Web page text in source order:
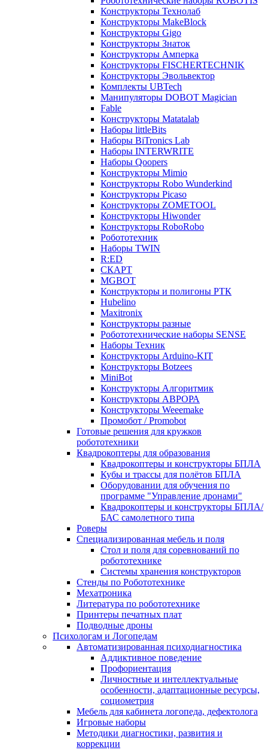
Конструкторы Технолаб
Конструкторы MakeBlock
Конструкторы Gigo
Конструкторы Знаток
Конструкторы Амперка
Конструкторы FISCHERTECHNIK
Конструкторы Эвольвектор
Комплекты UBTech
Манипуляторы DOBOT Magician
Fable
Конструкторы Matatalab
Наборы littleBits
Наборы BiTronics Lab
Наборы INTERWRITE
Наборы Qoopers
Конструкторы Mimio
Конструкторы Robo Wunderkind
Конструкторы Picaso
Конструкторы ZOMETOOL
Конструкторы Hiwonder
Конструкторы RoboRobo
Робототехник
Наборы TWIN
R:ED
СКАРТ
MGBOT
Конструкторы и полигоны РТК
Hubelino
Maxitronix
Конструкторы разные
Робототехнические наборы SENSE
Наборы Техник
Конструкторы Arduino-KIT
Конструкторы Botzees
MiniBot
Конструкторы Алгоритмик
Конструкторы АВРОРА
Конструкторы Weeemake
Промобот / Promobot
Готовые решения для кружков
робототехники
Квадрокоптеры для образования
Квадрокоптеры и конструкторы БПЛА
Кубы и трассы для полётов БПЛА
Оборудовании для обучения по
программе "Управление дронами"
Квадрокоптеры и конструкторы БПЛА/
БАС самолетного типа
Роверы
Специализированная мебель и поля
Стол и поля для соревнований по
робототехнике
Системы хранения конструкторов
Стенды по Робототехнике
Мехатроника
Литература по робототехнике
Принтеры печатных плат
Подводные дроны
Психологам и Логопедам
Автоматизированная психодиагностика
Аддиктивное поведение
Профориентация
Личностные и интеллектуальные
особенности, адаптационные ресурсы,
социометрия
Мебель для кабинета логопеда, дефектолога
Игровые наборы
Методики диагностики, развития и
коррекции